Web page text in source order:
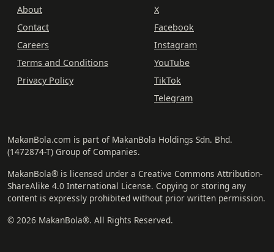
About
Contact
Careers
Terms and Conditions
Privacy Policy
X
Facebook
Instagram
YouTube
TikTok
Telegram
MakanBola.com is part of MakanBola Holdings Sdn. Bhd.
(1472874-T) Group of Companies.
MakanBola® is licensed under a Creative Commons Attribution-
ShareAlike 4.0 International License. Copying or storing any
content is expressly prohibited without prior written permission.
© 2026 MakanBola®. All Rights Reserved.